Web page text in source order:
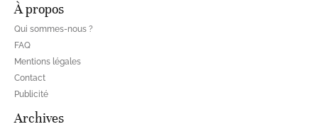
À propos
Qui sommes-nous ?
FAQ
Mentions légales
Contact
Publicité
Archives